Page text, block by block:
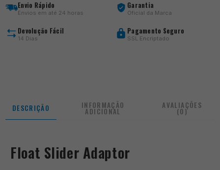
Adaptor
Envio Rápido
Envios em até 24 horas
Garantia
Oficial da Marca
Devolução Fácil
14 Dias
Pagamento Seguro
SSL Encriptado
DESCRIÇÃO INFORMAÇÃO
ADICIONAL
AVALIAÇÕES
(0)
Float Slider Adaptor